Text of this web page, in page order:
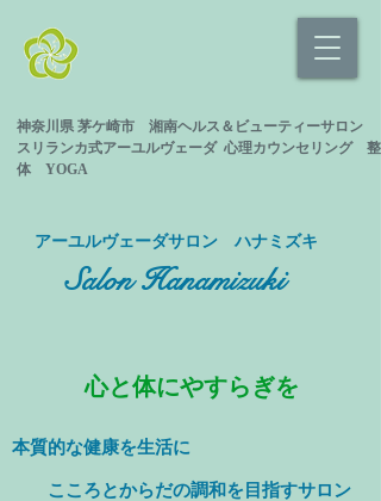
神奈川県 茅ケ崎市 湘南ヘルス＆ビューティーサロン
スリランカ式アーユルヴェーダ 心理カウンセリング 整
体 YOGA
​アーユルヴェーダサロン ハナミズキ
Salon Hanamizuki
心と体にやすらぎを
本質的な健康を生活に
​ こころとからだの調和を目指すサロン